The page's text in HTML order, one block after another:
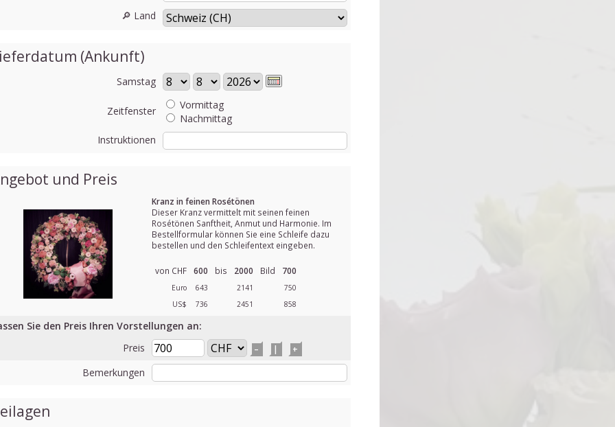
🔎 Land
(Ankunft)
Samstag
Zeitfenster
Vormittag
Nachmittag
Instruktionen
und Preis
Kranz in feinen Rosétönen
Dieser Kranz vermittelt mit seinen feinen
Rosétönen Sanftheit, Anmut und Harmonie. Im
Bestellformular können Sie eine Schleife dazu
bestellen und den Schleifentext eingeben.
von CHF 600 bis 2000 Bild 700
Euro 643 2141
750
US$
736 2451 858
Sie den Preis Ihren Vorstellungen an:
Preis
– | +
Bemerkungen